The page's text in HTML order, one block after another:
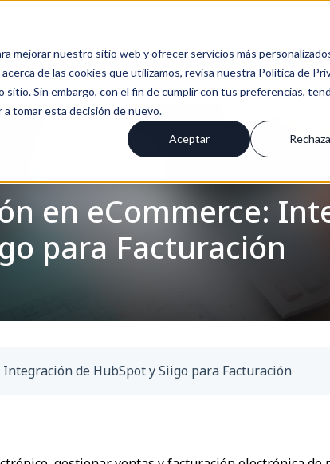
mejorar nuestro sitio web y ofrecer servicios más
de las cookies que utilizamos, revisa nuestra Política de
Sin embargo, con el fin de cumplir con tus preferencias,
tomar esta decisión de nuevo.
Aceptar
en eCommerce:
para Facturación
de HubSpot y Siigo para Facturación